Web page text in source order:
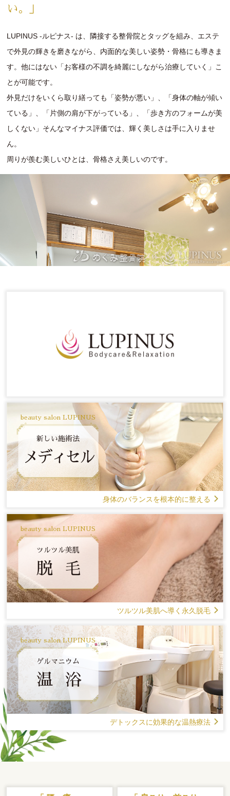
い。」
LUPINUS -ルピナス- は、隣接する整骨院とタッグを組み、エステ
で外見の輝きを磨きながら、内面的な美しい姿勢・骨格にも導きま
す。他にはない「お客様の不調を綺麗にしながら治療していく」こ
とが可能です。
外見だけをいくら取り繕っても「姿勢が悪い」、「身体の軸が傾い
ている」、「片側の肩が下がっている」、「歩き方のフォームが美
しくない」そんなマイナス評価では、輝く美しさは手に入りませ
ん。
周りが羨む美しいひとは、骨格さえ美しいのです。
beauty salon LUPINUS
新しい施術法
メディセル
身体のバランスを根本的に整える
beauty salon LUPINUS
ツルツル美肌
脱 毛
ツルツル美肌へ導く永久脱毛
beauty salon LUPINUS
ゲルマニウム
温 浴
デトックスに効果的な温熱療法